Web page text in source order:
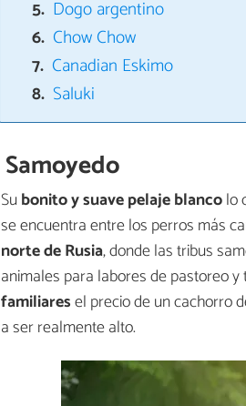
Dogo argentino
Chow Chow
Canadian Eskimo
Saluki
Samoyedo
Subonito y suave pelaje blancolo
se encuentra entre los perros más
norte de Rusia, donde las tribus
animales para labores de pastoreo
familiaresel precio de un cachorro
a ser realmente alto.